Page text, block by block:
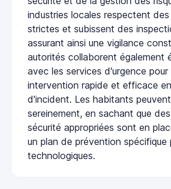
industries locales respectent des
strictes et subissent des
assurant ainsi une vigilance
autorités collaborent également
avec les services d'urgence pour
intervention rapide et efficace
d'incident. Les habitants
sereinement, en sachant que
sécurité appropriées sont en
un plan de prévention spécifique
technologiques.